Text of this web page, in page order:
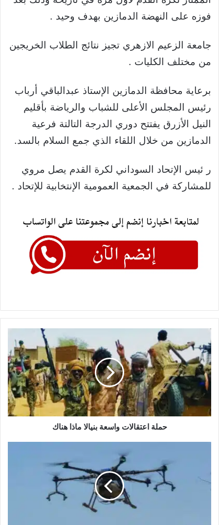
فوزه على النهضة الدمازين بهدف وحيد .
جامعة الزعيم الازهري تجيز نتائج الطلاب الخريجين
من مختلف الكليات .
برعاية محافظة الدمازين الإستاذ عبدالباقي أرباب
رئيس المجلس الأعلى للشباب والرياضة بأقليم
النيل الأزرق يفتتح دوري الدرجة التالتة فرعية
الدمازين من خلال اللقاء الذي جمع السلام بالسد.
ر ئيس الإتحاد السوداني لكرة القدم يصل مروي
للمشاركة في الجمعية العمومية الإنتخابية للإتحاد .
اعتقالات
واسعة
بنيالا
ماذا
هناك
حملة اعتقالات واسعة بنيالا ماذا هناك